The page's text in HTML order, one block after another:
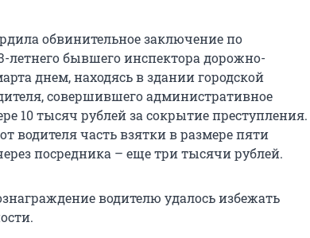
обвинительное заключение по
летнего бывшего инспектора дорожно-
днем, находясь в здании городской
совершившего административное
10 тысяч рублей за сокрытие преступления.
водителя часть взятки в размере пяти
посредника – еще три тысячи рублей.
водителю удалось избежать